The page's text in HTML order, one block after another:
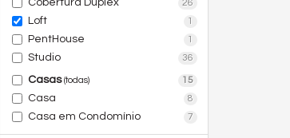
Cobertura Duplex 26
Loft 1
PentHouse 1
Studio 36
Casas(todas) 15
Casa 8
Casa em Condomínio 7